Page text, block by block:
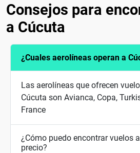
Consejos para
a Cúcuta
¿Cuales aerolíneas operan a
Las aerolíneas que ofrecen
Cúcuta son Avianca, Copa,
France
¿Cómo puedo encontrar vuelos
precio?